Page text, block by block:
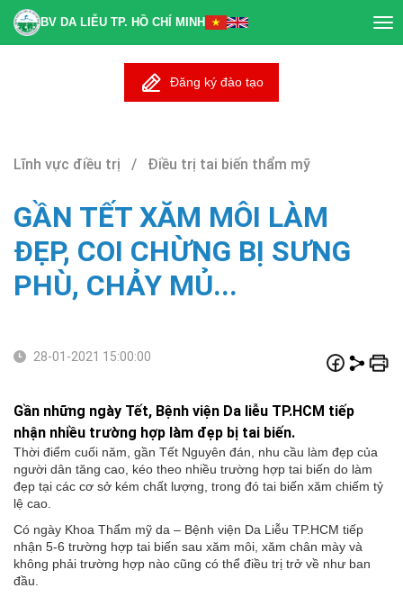
BV DA LIỄU TP. HỒ CHÍ MINH
Đăng ký đào tạo
Lĩnh vực điều trị / Điều trị tai biến thẩm mỹ
GẦN TẾT XĂM MÔI LÀM
ĐẸP, COI CHỪNG BỊ SƯNG
PHÙ, CHẢY MỦ...
28-01-2021 15:00:00
Gần những ngày Tết, Bệnh viện Da liễu TP.HCM tiếp
nhận nhiều trường hợp làm đẹp bị tai biến.
Thời điểm cuối năm, gần Tết Nguyên đán, nhu cầu làm đẹp của
người dân tăng cao, kéo theo nhiều trường hợp tai biến do làm
đẹp tại các cơ sở kém chất lượng, trong đó tai biến xăm chiếm tỷ
lệ cao.
Có ngày Khoa Thẩm mỹ da – Bệnh viện Da Liễu TP.HCM tiếp
nhận 5-6 trường hợp tai biến sau xăm môi, xăm chân mày và
không phải trường hợp nào cũng có thể điều trị trở về như ban
đầu.